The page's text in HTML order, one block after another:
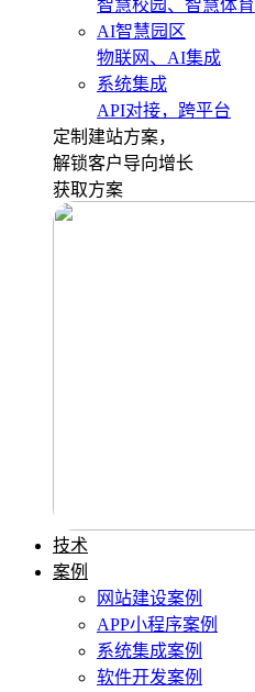
智慧校园、智慧体育
AI智慧园区
物联网、AI集成
系统集成
API对接，跨平台
定制建站方案，
解锁客户导向增长
获取方案
技术
案例
网站建设案例
APP小程序案例
系统集成案例
软件开发案例